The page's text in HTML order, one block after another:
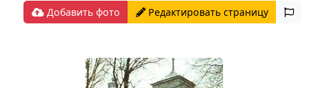
Добавить фото Редактировать страницу